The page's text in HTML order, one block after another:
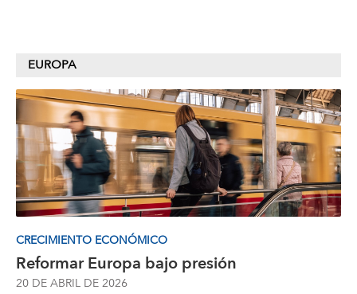
EUROPA
CRECIMIENTO ECONÓMICO
Reformar Europa bajo presión
20 DE ABRIL DE 2026